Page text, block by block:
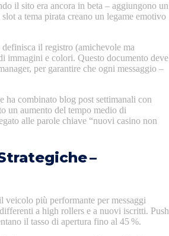
il sito era ancora in beta – aggiungono un
a tema pirata creano un legame emotivo
il registro (amichevole ma
immagini e colori. Questo documento deve
per garantire che ogni messaggio –
ha combinato blog post settimanali con
un aumento del tempo medio di
alle parole chiave “nuovi casino non
–
veicolo più performante per messaggi
a high rollers e a nuovi iscritti. Push
il tasso di apertura fino al 45 %.